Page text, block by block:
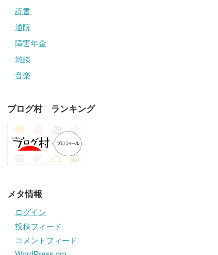
読書
通院
障害年金
雑談
音楽
ブログ村 ランキング
メタ情報
ログイン
投稿フィード
コメントフィード